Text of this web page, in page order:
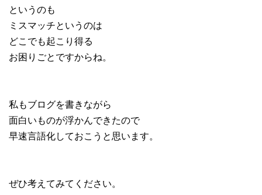
というのも
ミスマッチというのは
どこでも起こり得る
お困りごとですからね。
私もブログを書きながら
面白いものが浮かんできたので
早速言語化しておこうと思います。
ぜひ考えてみてください。